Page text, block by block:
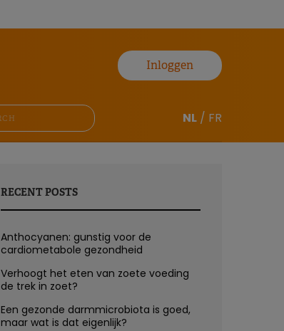
Inloggen
NL / FR
RECENT POSTS
Anthocyanen: gunstig voor de
cardiometabole gezondheid
Verhoogt het eten van zoete voeding
de trek in zoet?
Een gezonde darmmicrobiota is goed,
maar wat is dat eigenlijk?